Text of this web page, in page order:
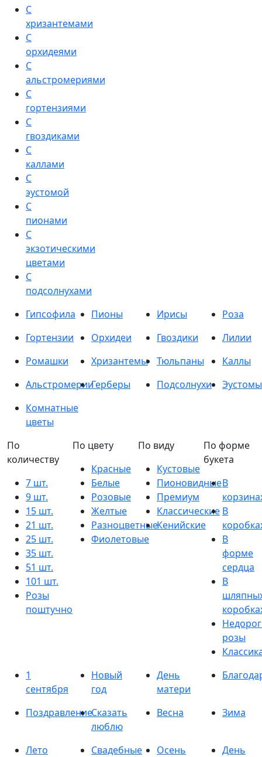
С
хризантемами
С
орхидеями
С
альстромериями
С
гортензиями
С
гвоздиками
С
каллами
С
эустомой
С
пионами
С
экзотическими
цветами
С
подсолнухами
Гипсофила
Пионы Ирисы
Роза
Гортензии
Орхидеи Гвоздики
Лилии
Ромашки
Хризантемы Тюльпаны
Каллы
АльстромерииГерберы Подсолнухи
Эустомы
Комнатные
цветы
По
количеству
7 шт.
9 шт.
15 шт.
21 шт.
25 шт.
35 шт.
51 шт.
101 шт.
Розы
поштучно
По цвету
Красные
Белые
Розовые
Желтые
Разноцветные
Фиолетовые
По виду
Кустовые
Пионовидные
Премиум
Классические
Кенийские
По форме
букета
В
В
В
форме
сердца
В
розы
1
сентября
Новый
год
День
матери
ПоздравлениеСказать
люблю
Весна Зима
Лето
Свадебные
Осень
День